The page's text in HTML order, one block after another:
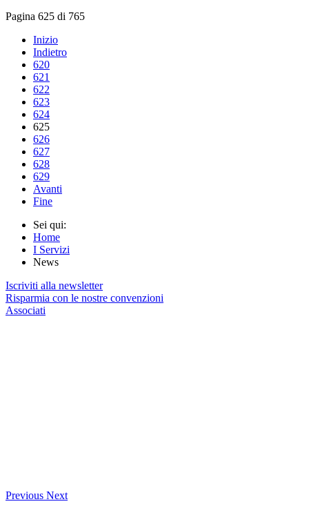
Pagina 625 di 765
Inizio
Indietro
620
621
622
623
624
625
626
627
628
629
Avanti
Fine
Sei qui:
Home
I Servizi
News
Iscriviti alla newsletter
Risparmia con le nostre convenzioni
Associati
Previous Next